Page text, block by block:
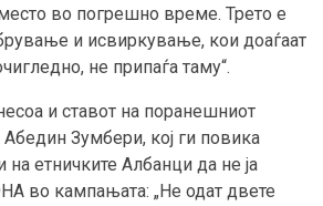
во погрешно време. Трето е
и исвиркување, кои доаѓаат
не припаѓа таму“.
и ставот на поранешниот
Зумбери, кој ги повика
на етничките Албанци да не ја
во кампањата: „Не одат двете